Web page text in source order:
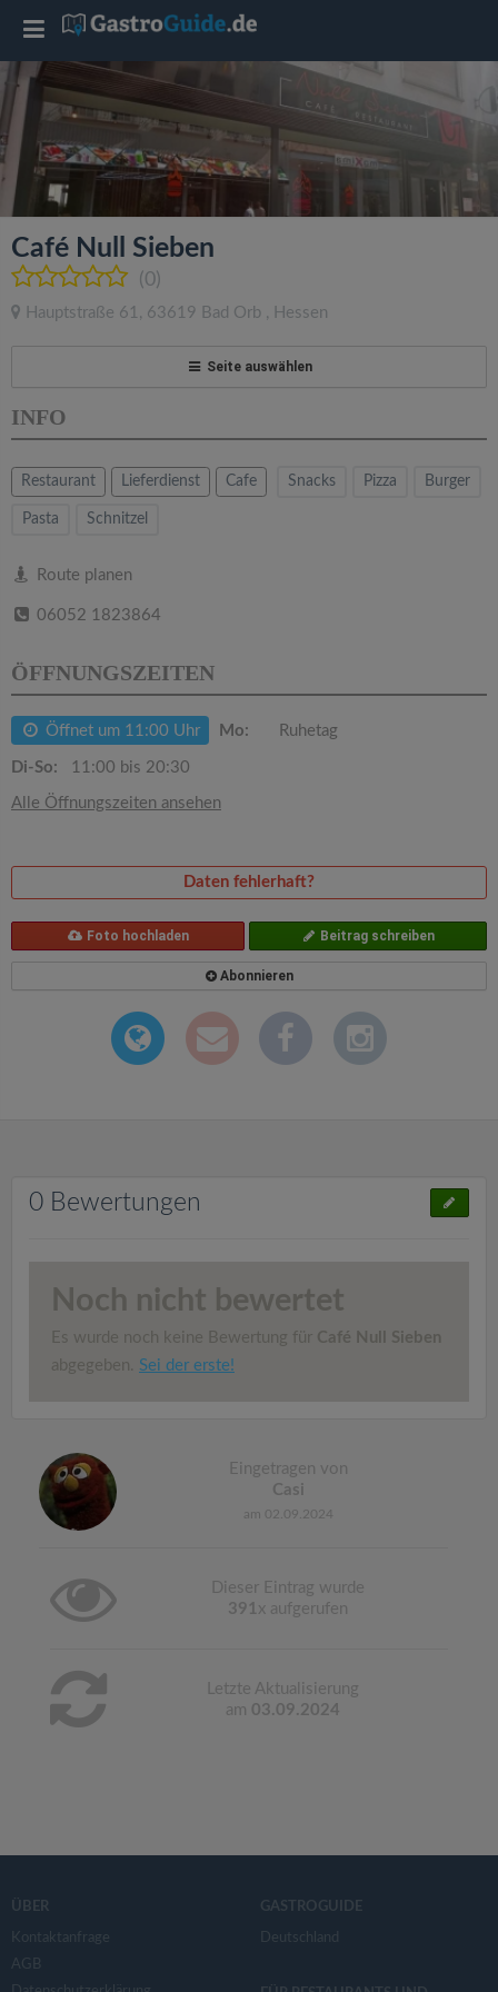
Café Null Sieben
(0)
Hauptstraße 61 , 63619 Bad Orb , Hessen
Seite auswählen
INFO
Restaurant Lieferdienst Cafe Snacks Pizza Burger
Pasta Schnitzel
Route planen
06052 1823864
ÖFFNUNGSZEITEN
Öffnet um 11:00 Uhr Mo: Ruhetag
Di-So: 11:00 bis 20:30
Alle Öffnungszeiten ansehen
Daten fehlerhaft?
Foto hochladen Beitrag schreiben
Abonnieren
0 Bewertungen
Noch nicht bewertet
Es wurde noch keine Bewertung für Café Null Sieben
abgegeben. Sei der erste!
Eingetragen von
Casi
am 02.09.2024
Dieser Eintrag wurde
391 x aufgerufen
Letzte Aktualisierung
am 03.09.2024
ÜBER
Kontaktanfrage
AGB
GASTROGUIDE
Deutschland
T
o
g
g
l
e
a
v
g
a
t
i